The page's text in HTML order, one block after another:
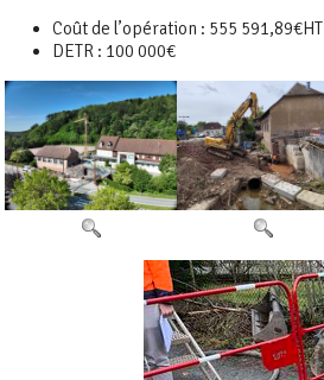
Coût de l’opération : 555 591,89€HT
DETR : 100 000€